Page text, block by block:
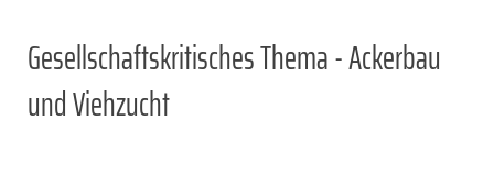
Gesellschaftskritisches Thema - Ackerbau
und Viehzucht